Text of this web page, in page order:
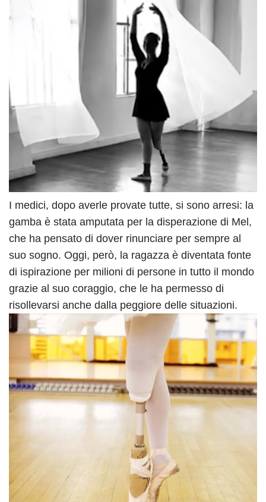
I medici, dopo averle provate tutte, si sono arresi: la
gamba è stata amputata per la disperazione di Mel,
che ha pensato di dover rinunciare per sempre al
suo sogno. Oggi, però, la ragazza è diventata fonte
di ispirazione per milioni di persone in tutto il mondo
grazie al suo coraggio, che le ha permesso di
risollevarsi anche dalla peggiore delle situazioni.